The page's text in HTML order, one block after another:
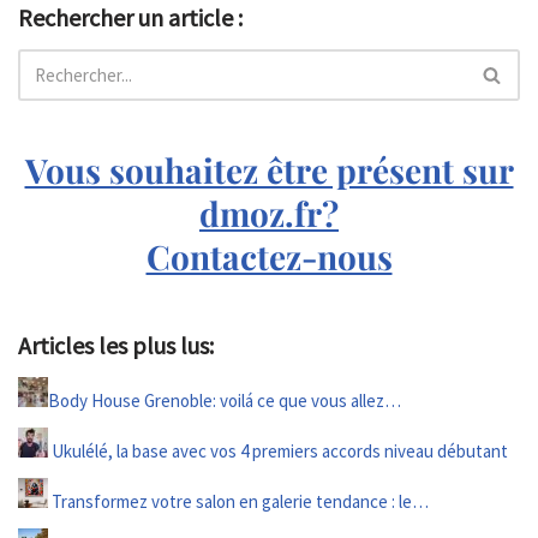
Rechercher un article :
Vous souhaitez être présent sur
dmoz.fr?
Contactez-nous
Articles les plus lus:
Body House Grenoble: voilá ce que vous allez…
Ukulélé, la base avec vos 4 premiers accords niveau débutant
Transformez votre salon en galerie tendance : le…